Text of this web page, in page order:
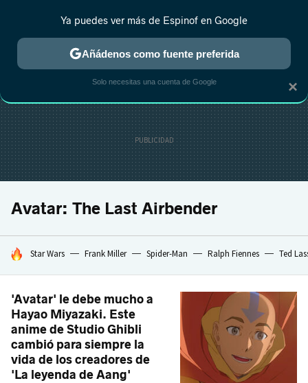
ESTRENOS REALITY ANIME RANKINGS CINE
Avatar: The Last Airbender
HOY SE HABLA DE
Star Wars Frank Miller Spider-Man Ralph Fiennes Ted
'Avatar' le debe mucho a
Hayao Miyazaki. Este
anime de Studio Ghibli
cambió para siempre la
vida de los creadores de
'La leyenda de Aang'
×
Ya puedes ver más de Espinof en Google
Añádenos como fuente preferida
Solo necesitas una cuenta de Google